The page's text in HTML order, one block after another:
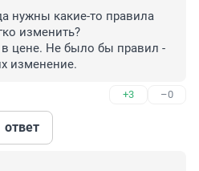
нужны какие-то правила
изменить?
в цене. Не было бы правил -
изменение.
+3 –0